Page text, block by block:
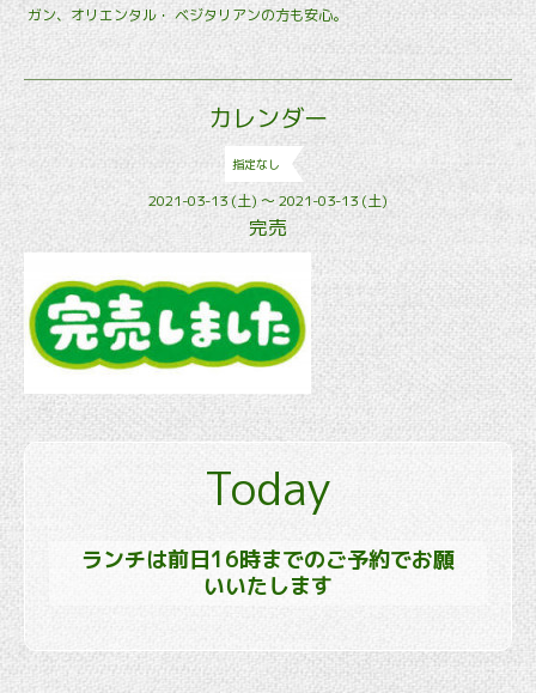
ガン、オリエンタル・ ベジタリアンの方も安心。
カレンダー
指定なし
2021-03-13 (土) ～ 2021-03-13 (土)
完売
Today
ランチは前日16時までのご予約でお願
いいたします